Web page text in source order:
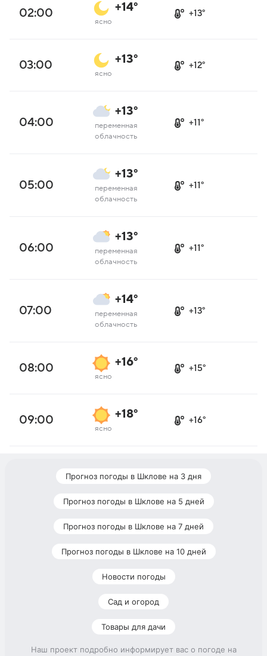
02:00 +14°
ясно
+13°
03:00 +13°
ясно
+12°
04:00
+13°
переменная
облачность
+11°
05:00
+13°
переменная
облачность
+11°
06:00
+13°
переменная
облачность
+11°
07:00
+14°
переменная
облачность
+13°
08:00 +16°
ясно
+15°
09:00 +18°
ясно
+16°
Прогноз погоды в Шклове на 3 дня
Прогноз погоды в Шклове на 5 дней
Прогноз погоды в Шклове на 7 дней
Прогноз погоды в Шклове на 10 дней
Новости погоды
Сад и огород
Товары для дачи
Наш проект подробно информирует вас о погоде на